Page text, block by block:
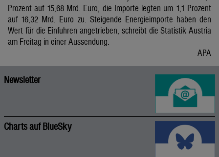
Prozent auf 15,68 Mrd. Euro, die Importe legten um 1,1 Prozent
auf 16,32 Mrd. Euro zu. Steigende Energieimporte haben den
Wert für die Einfuhren angetrieben, schreibt die Statistik Austria
am Freitag in einer Aussendung.
APA
Newsletter
Charts auf BlueSky